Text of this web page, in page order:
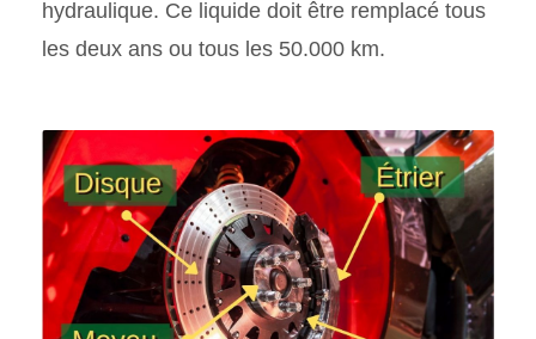
hydraulique. Ce liquide doit être remplacé tous
les deux ans ou tous les 50.000 km.